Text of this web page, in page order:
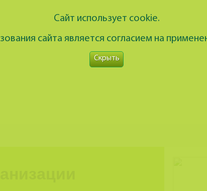
Сайт использует cookie.
сайта является согласием на
Скрыть